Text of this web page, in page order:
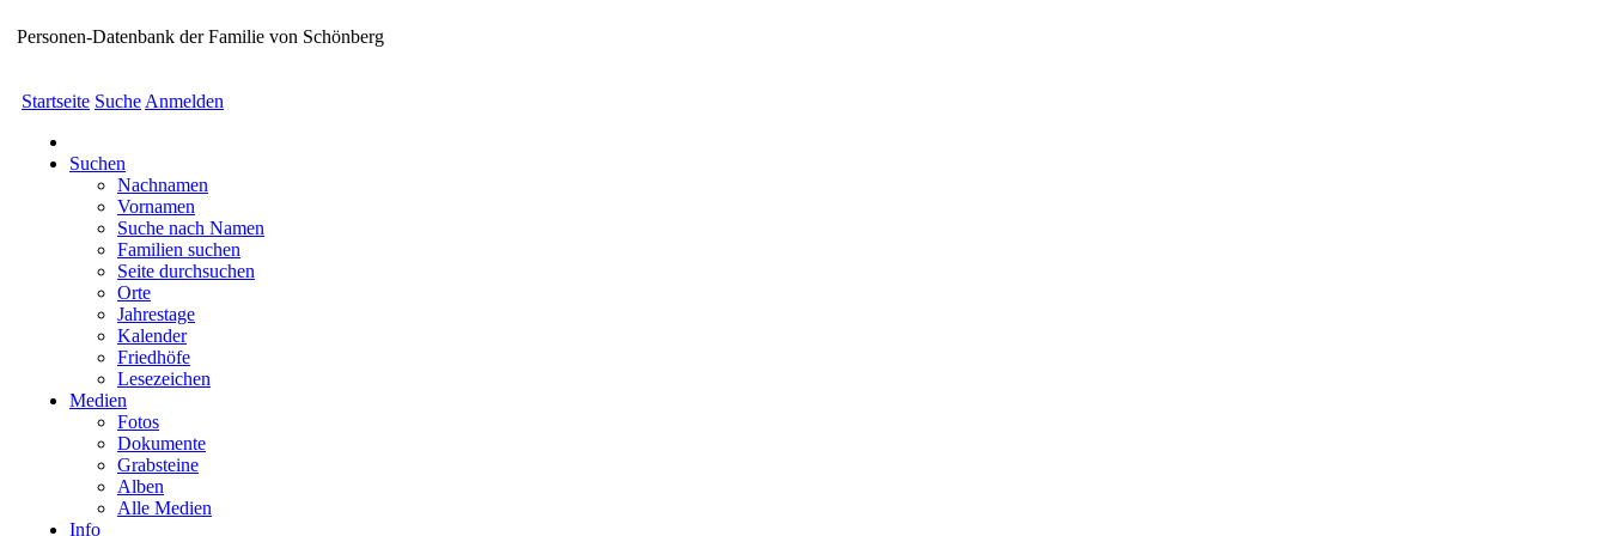
Personen-Datenbank der Familie von Schönberg
Startseite Suche Anmelden
Suchen
Nachnamen
Vornamen
Suche nach Namen
Familien suchen
Seite durchsuchen
Orte
Jahrestage
Kalender
Friedhöfe
Lesezeichen
Medien
Fotos
Dokumente
Grabsteine
Alben
Alle Medien
Info